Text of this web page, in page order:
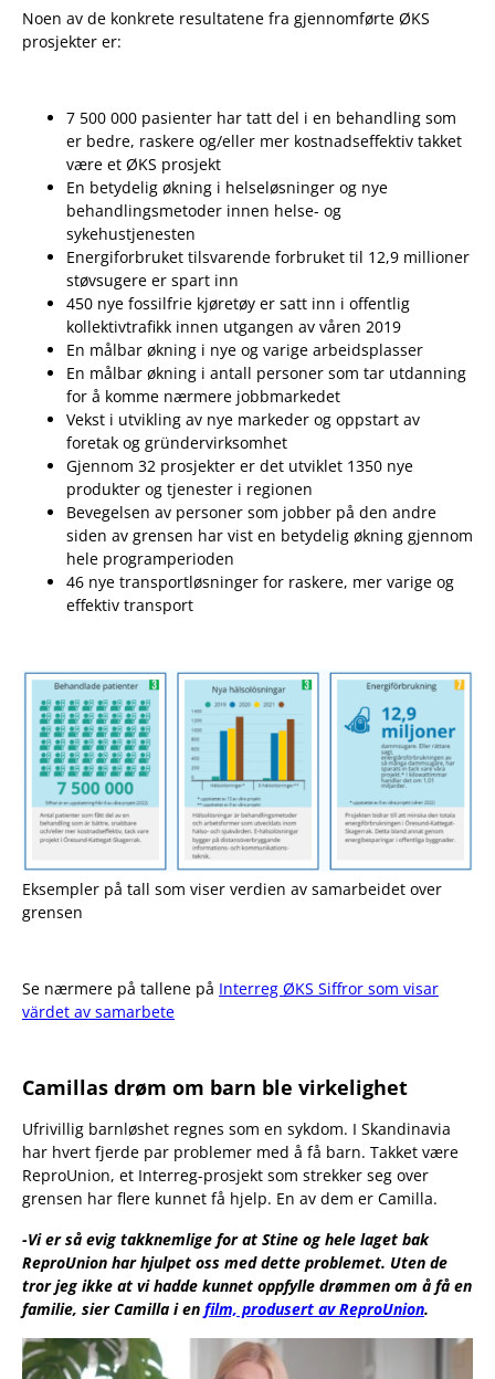
Noen av de konkrete resultatene fra gjennomførte ØKS
prosjekter er:
7 500 000 pasienter har tatt del i en behandling som
er bedre, raskere og/eller mer kostnadseffektiv takket
være et ØKS prosjekt
En betydelig økning i helseløsninger og nye
behandlingsmetoder innen helse- og
sykehustjenesten
Energiforbruket tilsvarende forbruket til 12,9 millioner
støvsugere er spart inn
450 nye fossilfrie kjøretøy er satt inn i offentlig
kollektivtrafikk innen utgangen av våren 2019
En målbar økning i nye og varige arbeidsplasser
En målbar økning i antall personer som tar utdanning
for å komme nærmere jobbmarkedet
Vekst i utvikling av nye markeder og oppstart av
foretak og gründervirksomhet
Gjennom 32 prosjekter er det utviklet 1350 nye
produkter og tjenester i regionen
Bevegelsen av personer som jobber på den andre
siden av grensen har vist en betydelig økning gjennom
hele programperioden
46 nye transportløsninger for raskere, mer varige og
effektiv transport
Eksempler på tall som viser verdien av samarbeidet over
grensen
Se nærmere på tallene på Interreg ØKS Siffror som visar
värdet av samarbete
Camillas drøm om barn ble virkelighet
Ufrivillig barnløshet regnes som en sykdom. I Skandinavia
har hvert fjerde par problemer med å få barn. Takket være
ReproUnion, et Interreg-prosjekt som strekker seg over
grensen har flere kunnet få hjelp. En av dem er Camilla.
-Vi er så evig takknemlige for at Stine og hele laget bak
ReproUnion har hjulpet oss med dette problemet. Uten de
tror jeg ikke at vi hadde kunnet oppfylle drømmen om å få en
familie, sier Camilla i en film, produsert av ReproUnion.